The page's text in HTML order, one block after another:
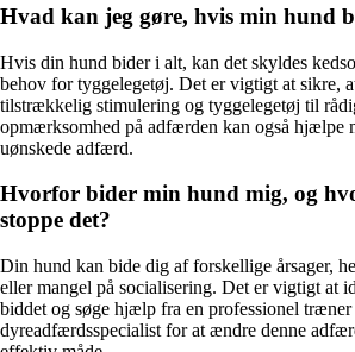
Hvad kan jeg gøre, hvis min hund
Hvis din hund bider i alt, kan det skyldes
behov for tyggelegetøj. Det er vigtigt at sikre,
tilstrækkelig stimulering og tyggelegetøj til
opmærksomhed på adfærden kan også hjælpe
uønskede adfærd.
Hvorfor bider min hund mig, og
stoppe det?
Din hund kan bide dig af forskellige årsager,
eller mangel på socialisering. Det er vigtigt at
biddet og søge hjælp fra en professionel træner
dyreadfærdsspecialist for at ændre denne